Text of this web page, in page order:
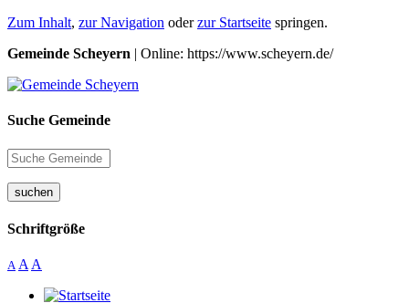
Zum Inhalt, zur Navigation oderzur Startseite springen.
Gemeinde Scheyern | Online: https://www.scheyern.de/
Suche Gemeinde
suchen
Schriftgröße
A A A